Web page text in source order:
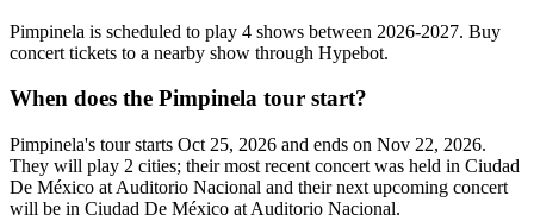
Pimpinela is scheduled to play 4 shows between 2026-2027. Buy
concert tickets to a nearby show through Hypebot.
When does the Pimpinela tour start?
Pimpinela's tour starts Oct 25, 2026 and ends on Nov 22, 2026.
They will play 2 cities; their most recent concert was held in Ciudad
De México at Auditorio Nacional and their next upcoming concert
will be in Ciudad De México at Auditorio Nacional.